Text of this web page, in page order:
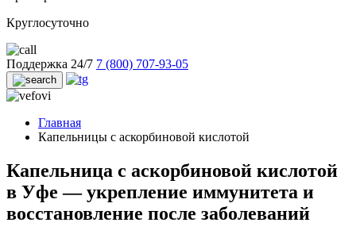
Круглосуточно
Поддержка 24/7 7 (800) 707-93-05
Главная
Капельницы с аскорбиновой кислотой
Капельница с аскорбиновой кислотой
в Уфе — укрепление иммунитета и
восстановление после заболеваний